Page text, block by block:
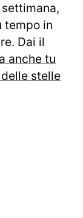
tempo in
Dai il
anche tu
stelle